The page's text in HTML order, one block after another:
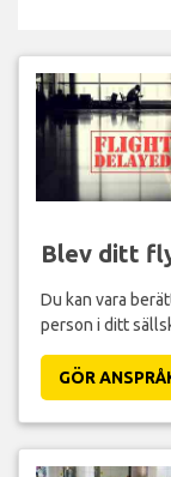
Blev ditt
Du kan vara
person i ditt
GÖR